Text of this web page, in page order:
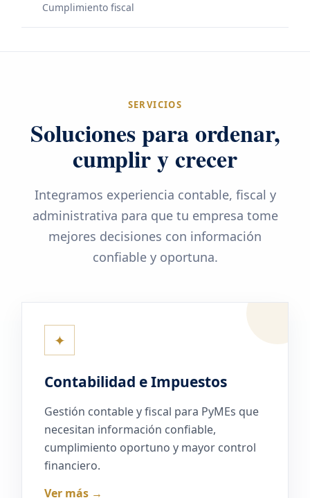
Cumplimiento fiscal
SERVICIOS
Soluciones para ordenar,
cumplir y crecer
Integramos experiencia contable, fiscal y
administrativa para que tu empresa tome
mejores decisiones con información
confiable y oportuna.
✦
Contabilidad e Impuestos
Gestión contable y fiscal para PyMEs que
necesitan información confiable,
cumplimiento oportuno y mayor control
financiero.
Ver más →